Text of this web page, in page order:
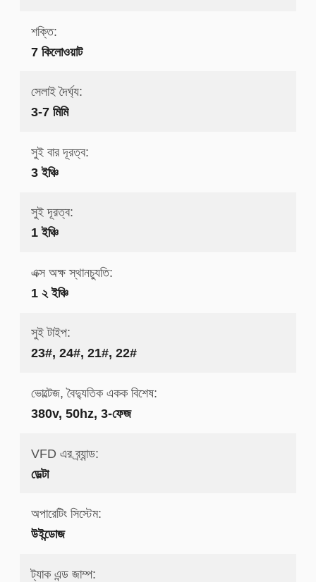
শক্তি:
7 কিলোওয়াট
সেলাই দৈর্ঘ্য:
3-7 মিমি
সুই বার দূরত্ব:
3 ইঞ্চি
সুই দূরত্ব:
1 ইঞ্চি
এক্স অক্ষ স্থানচ্যুতি:
1 ২ ইঞ্চি
সুই টাইপ:
23#, 24#, 21#, 22#
ভোল্টেজ, বৈদ্যুতিক একক বিশেষ:
380v, 50hz, 3-ফেজ
VFD এর ব্র্যান্ড:
ডেল্টা
অপারেটিং সিস্টেম:
উইন্ডোজ
ট্যাক এন্ড জাম্প: